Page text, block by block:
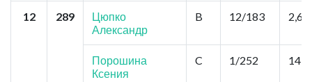
12 289
Цюпко
Александр
B 12/183 2,6
Порошина
Ксения
C 1/252 14,3